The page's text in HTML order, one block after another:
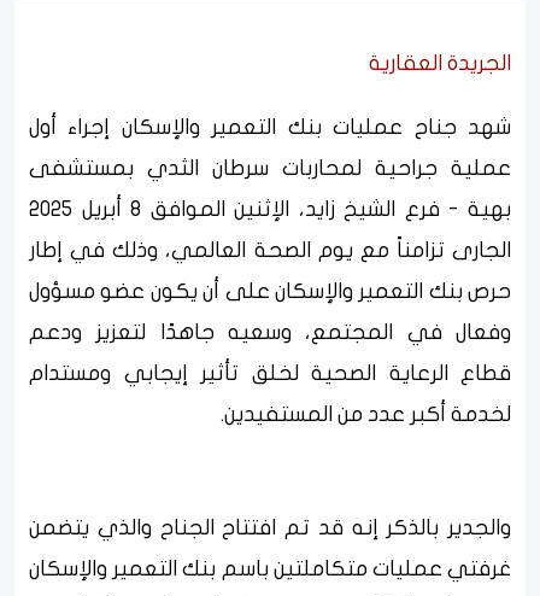
الجريدة العقارية
شهد جناح عمليات بنك التعمير والإسكان إجراء أول
عملية جراحية لمحاربات سرطان الثدي بمستشفى
بهية - فرع الشيخ زايد، الإثنين الموافق 8 أبريل 2025
الجارى تزامناً مع يوم الصحة العالمي، وذلك في إطار
حرص بنك التعمير والإسكان على أن يكون عضو مسؤول
وفعال في المجتمع، وسعيه جاهدًا لتعزيز ودعم
قطاع الرعاية الصحية لخلق تأثير إيجابي ومستدام
لخدمة أكبر عدد من المستفيدين.
والجدير بالذكر إنه قد تم افتتاح الجناح والذي يتضمن
غرفتي عمليات متكاملتين باسم بنك التعمير والإسكان